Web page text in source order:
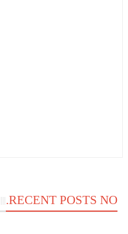
RECENT POSTS NO.